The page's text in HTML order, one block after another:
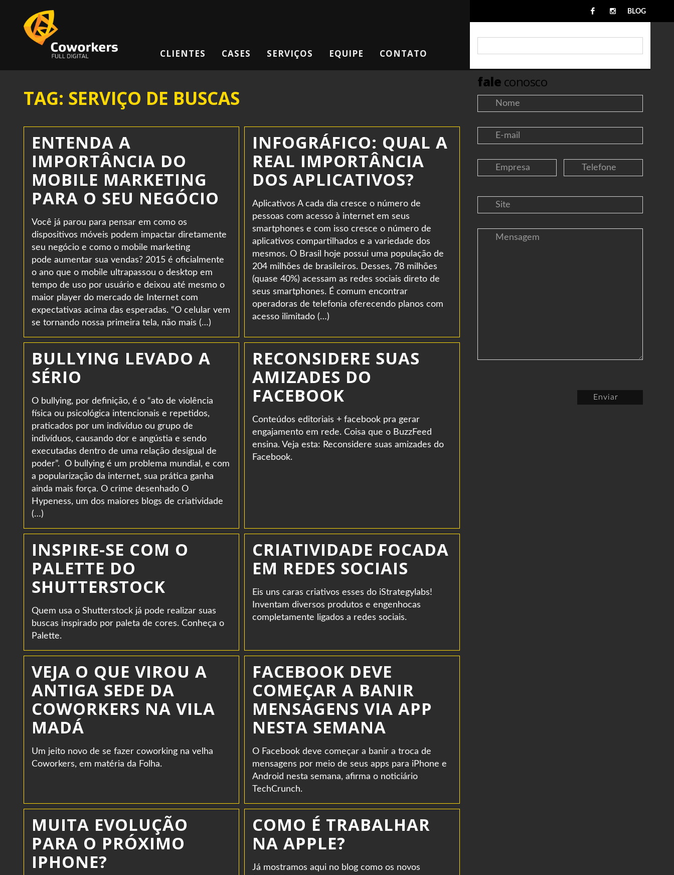
BLOG
CLIENTES CASES SERVIÇOS EQUIPE CONTATO
fale conosco
Enviar
TAG: SERVIÇO DE BUSCAS
ENTENDA A
IMPORTÂNCIA DO
MOBILE MARKETING
PARA O SEU NEGÓCIO
Você já parou para pensar em como os
dispositivos móveis podem impactar diretamente
seu negócio e como o mobile marketing
pode aumentar sua vendas? 2015 é oficialmente
o ano que o mobile ultrapassou o desktop em
tempo de uso por usuário e deixou até mesmo o
maior player do mercado de Internet com
expectativas acima das esperadas. “O celular vem
se tornando nossa primeira tela, não mais (…)
INFOGRÁFICO: QUAL A
REAL IMPORTÂNCIA
DOS APLICATIVOS?
Aplicativos A cada dia cresce o número de
pessoas com acesso à internet em seus
smartphones e com isso cresce o número de
aplicativos compartilhados e a variedade dos
mesmos. O Brasil hoje possui uma população de
204 milhões de brasileiros. Desses, 78 milhões
(quase 40%) acessam as redes sociais direto de
seus smartphones. É comum encontrar
operadoras de telefonia oferecendo planos com
acesso ilimitado (…)
BULLYING LEVADO A
SÉRIO
O bullying, por definição, é o “ato de violência
física ou psicológica intencionais e repetidos,
praticados por um indivíduo ou grupo de
indivíduos, causando dor e angústia e sendo
executadas dentro de uma relação desigual de
poder”. O bullying é um problema mundial, e com
a popularização da internet, sua prática ganha
ainda mais força. O crime desenhado O
Hypeness, um dos maiores blogs de criatividade
(…)
RECONSIDERE SUAS
AMIZADES DO
FACEBOOK
Conteúdos editoriais + facebook pra gerar
engajamento em rede. Coisa que o BuzzFeed
ensina. Veja esta: Reconsidere suas amizades do
Facebook.
INSPIRE-SE COM O
PALETTE DO
SHUTTERSTOCK
Quem usa o Shutterstock já pode realizar suas
buscas inspirado por paleta de cores. Conheça o
Palette.
CRIATIVIDADE FOCADA
EM REDES SOCIAIS
Eis uns caras criativos esses do iStrategylabs!
Inventam diversos produtos e engenhocas
completamente ligados a redes sociais.
VEJA O QUE VIROU A
ANTIGA SEDE DA
COWORKERS NA VILA
MADÁ
Um jeito novo de se fazer coworking na velha
Coworkers, em matéria da Folha.
FACEBOOK DEVE
COMEÇAR A BANIR
MENSAGENS VIA APP
NESTA SEMANA
O Facebook deve começar a banir a troca de
mensagens por meio de seus apps para iPhone e
Android nesta semana, afirma o noticiário
TechCrunch.
MUITA EVOLUÇÃO
PARA O PRÓXIMO
IPHONE?
COMO É TRABALHAR
NA APPLE?
Já mostramos aqui no blog como os novos